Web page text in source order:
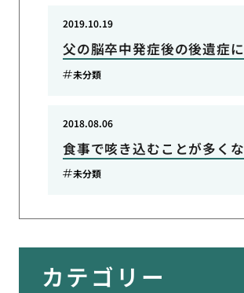
父の脳卒中発症後の後遺症
2019.10.19
未分類
食事で咳き込むことが多く
2018.08.06
未分類
カテゴリー